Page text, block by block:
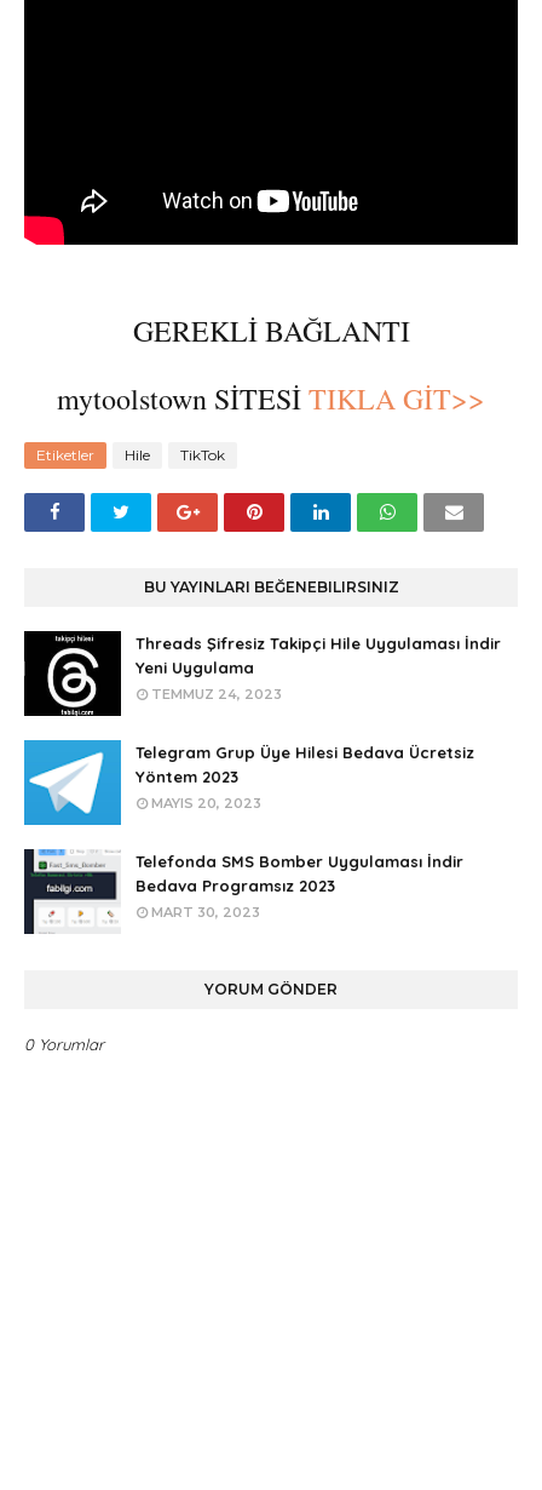
GEREKLİ BAĞLANTI
mytoolstown SİTESİTIKLA GİT>>
Etiketler Hile TikTok
BU YAYINLARI BEĞENEBILIRSINIZ
Threads Şifresiz Takipçi Hile Uygulaması İndir
Yeni Uygulama
TEMMUZ 24, 2023
Telegram Grup Üye Hilesi Bedava Ücretsiz
Yöntem 2023
MAYIS 20, 2023
Telefonda SMS Bomber Uygulaması İndir
Bedava Programsız 2023
MART 30, 2023
YORUM GÖNDER
0 Yorumlar